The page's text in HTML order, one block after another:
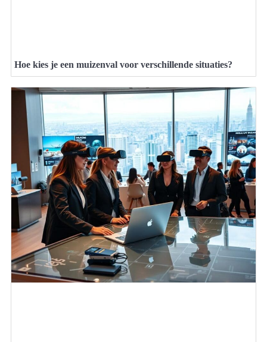
Hoe kies je een muizenval voor verschillende situaties?